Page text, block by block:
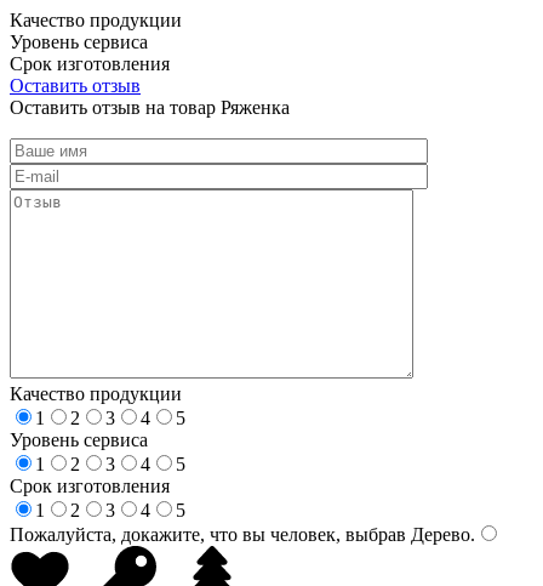
Качество продукции
Уровень сервиса
Срок изготовления
Оставить отзыв
Оставить отзыв на товар Ряженка
Качество продукции
1
2 3 4
5
Уровень сервиса
1
2 3 4
5
Срок изготовления
1
2 3 4
5
Пожалуйста, докажите, что вы человек, выбрав Дерево.